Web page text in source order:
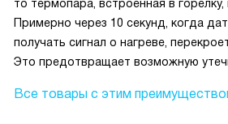
то термопара, встроенная в
Примерно через 10 секунд, когда
получать сигнал о нагреве,
Это предотвращает возможную
Все товары с этим